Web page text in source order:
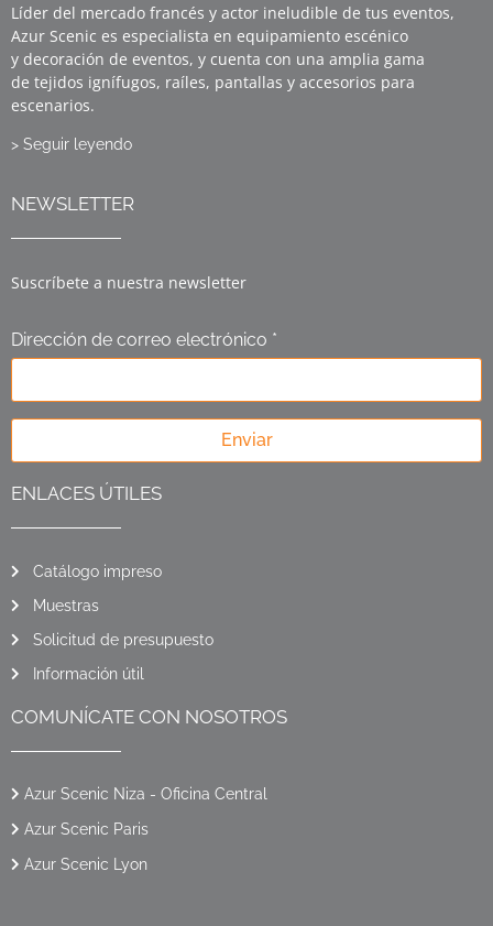
Líder del mercado francés y actor ineludible de tus eventos,
Azur Scenic es especialista en equipamiento escénico
y decoración de eventos, y cuenta con una amplia gama
de tejidos ignífugos, raíles, pantallas y accesorios para
escenarios.
> Seguir leyendo
NEWSLETTER
Suscríbete a nuestra newsletter
Dirección de correo electrónico *
Enviar
ENLACES ÚTILES
Catálogo impreso
Muestras
Solicitud de presupuesto
Información útil
COMUNÍCATE CON NOSOTROS
Azur Scenic Niza - Oficina Central
Azur Scenic Paris
Azur Scenic Lyon